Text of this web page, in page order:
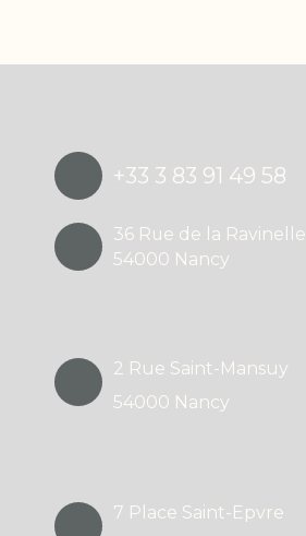
+33 3 83 91 49 58
36 Rue de la Ravinelle
54000 Nancy
2 Rue Saint-Mansuy
54000 Nancy
7 Place Saint-Epvre